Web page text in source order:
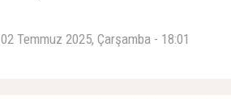
02 Temmuz 2025, Çarşamba - 18:01